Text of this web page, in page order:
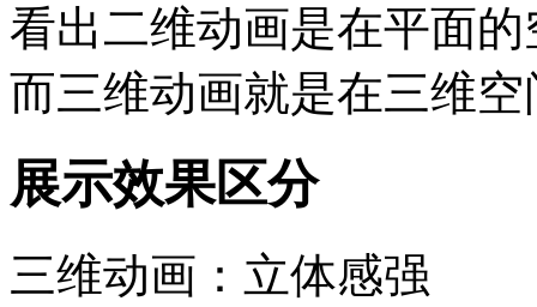
看出二维动画是在平面
而三维动画就是在三维
展示效果区分
三维动画：立体感强